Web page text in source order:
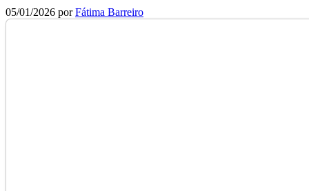
05/01/2026 porFátima Barreiro